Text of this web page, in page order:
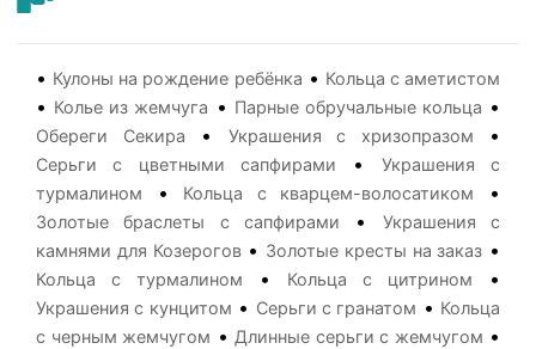
• Кулоны на рождение ребёнка • Кольца с аметистом
• Колье из жемчуга • Парные обручальные кольца •
Обереги Секира • Украшения с хризопразом •
Серьги с цветными сапфирами •
Украшения с
турмалином
• Кольца с кварцем-волосатиком •
Золотые браслеты с сапфирами •
Украшения с
камнями для Козерогов• Золотые кресты на заказ •
Кольца с турмалином • Кольца с цитрином •
Украшения с кунцитом • Серьги с гранатом • Кольца
с черным жемчугом • Длинные серьги с жемчугом •